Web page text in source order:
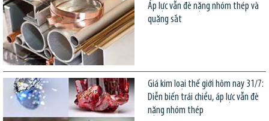
Áp lực vẫn đè nặng nhóm thép và
quặng sắt
Giá kim loại thế giới hôm nay 31/7:
Diễn biến trái chiều, áp lực vẫn đè
nặng nhóm thép